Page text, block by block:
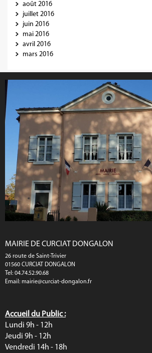
août 2016
juillet 2016
juin 2016
mai 2016
avril 2016
mars 2016
MAIRIE DE CURCIAT DONGALON
26 route de Saint-Trivier
01560 CURCIAT DONGALON
Tel: 04.74.52.90.68
Email: mairie@curciat-dongalon.fr
Accueil du Public :
Lundi 9h - 12h
Jeudi 9h - 12h
Vendredi 14h - 18h